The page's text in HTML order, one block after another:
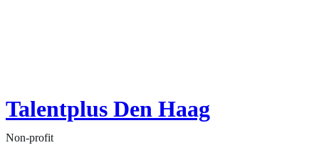
Talentplus Den Haag
Non-profit